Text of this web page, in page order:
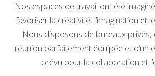
Nos espaces de travail ont été
favoriser la créativité, l’imagination et
Nous disposons de bureaux privés,
réunion parfaitement équipée et d’un
prévu pour la collaboration et